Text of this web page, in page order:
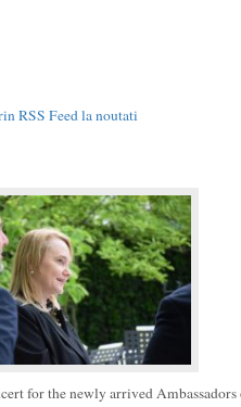
RSS Feed la noutati
for the newly arrived